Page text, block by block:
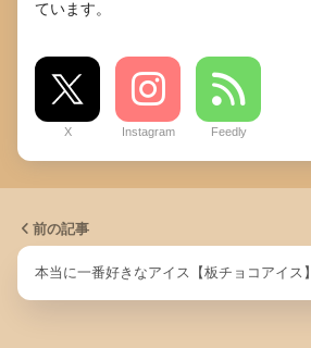
ています。
X Instagram Feedly
前の記事
本当に一番好きなアイス【板チョコアイス】